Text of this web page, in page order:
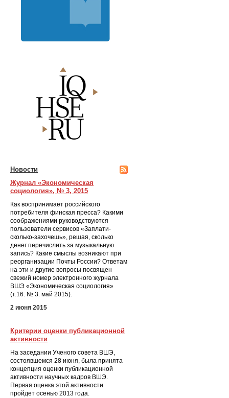
Новости
Журнал «Экономическая
социология», № 3, 2015
Как воспринимает российского
потребителя финская пресса? Какими
соображениями руководствуются
пользователи сервисов «Заплати-
сколько-захочешь», решая, сколько
денег перечислить за музыкальную
запись? Какие смыслы возникают при
реорганизации Почты России? Ответам
на эти и другие вопросы посвящен
свежий номер электронного журнала
ВШЭ «Экономическая социология»
(т.16. № 3. май 2015).
2 июня 2015
Критерии оценки публикационной
активности
На заседании Ученого совета ВШЭ,
состоявшемся 28 июня, была принята
концепция оценки публикационной
активности научных кадров ВШЭ.
Первая оценка этой активности
пройдет осенью 2013 года.